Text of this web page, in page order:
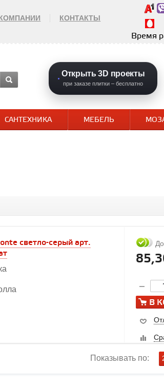
КОНТАКТЫ
Время
Открыть 3D проекты
при заказе плитки – бесплатно
САНТЕХНИКА МЕБЕЛЬ
светло-серый арт.
В
Показывать по: